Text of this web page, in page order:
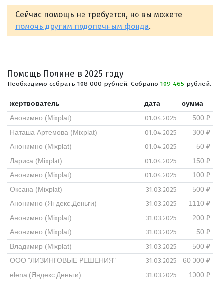
Сейчас помощь не требуется, но вы можете
помочь другим подопечным фонда.
Помощь Полине в 2025 году
Необходимо собрать 108 000 рублей. Собрано 109 465 рублей.
жертвователь дата
сумма
Анонимно (Mixplat)
01.04.2025
500 ₽
Наташа Артемова (Mixplat)
01.04.2025
300 ₽
Анонимно (Mixplat)
01.04.2025
50 ₽
Лариса (Mixplat)
01.04.2025
150 ₽
Анонимно (Mixplat)
01.04.2025
100 ₽
Оксана (Mixplat)
31.03.2025
500 ₽
Анонимно (Яндекс.Деньги)
31.03.2025
1110 ₽
Анонимно (Mixplat)
31.03.2025
200 ₽
Анонимно (Mixplat)
31.03.2025
50 ₽
Владимир (Mixplat)
31.03.2025
500 ₽
ООО "ЛИЗИНГОВЫЕ РЕШЕНИЯ"
31.03.2025
60 000 ₽
elena (Яндекс.Деньги)
31.03.2025
1000 ₽